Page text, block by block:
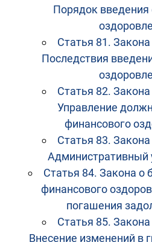
Порядок введения
Статья 81.
Последствия
Статья 82.
Управление
финансового
Статья 83.
Статья 84. Закона о
финансового
погашения
Статья 85.
Внесение изменений в